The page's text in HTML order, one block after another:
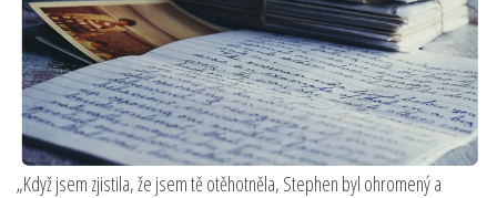
„Když jsem zjistila, že jsem tě otěhotněla, Stephen byl ohromený a